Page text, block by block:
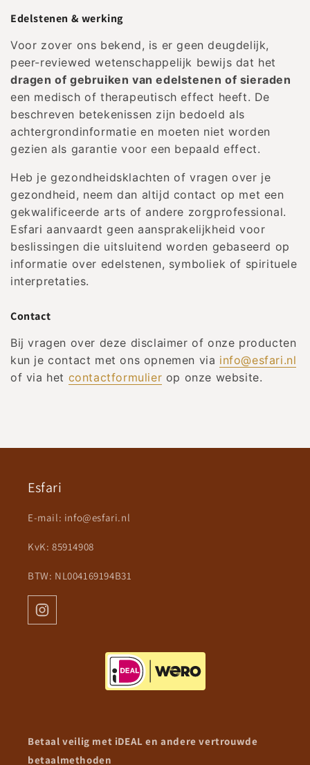
Edelstenen & werking
Voor zover ons bekend, is er geen deugdelijk,
peer-reviewed wetenschappelijk bewijs dat het
dragen of gebruiken van edelstenen of sieraden
een medisch of therapeutisch effect heeft. De
beschreven betekenissen zijn bedoeld als
achtergrondinformatie en moeten niet worden
gezien als garantie voor een bepaald effect.
Heb je gezondheidsklachten of vragen over je
gezondheid, neem dan altijd contact op met een
gekwalificeerde arts of andere zorgprofessional.
Esfari aanvaardt geen aansprakelijkheid voor
beslissingen die uitsluitend worden gebaseerd op
informatie over edelstenen, symboliek of spirituele
interpretaties.
Contact
Bij vragen over deze disclaimer of onze producten
kun je contact met ons opnemen via info@esfari.nl
of via het contactformulier op onze website.
Esfari
E-mail: info@esfari.nl
KvK: 85914908
BTW: NL004169194B31
Betaal veilig met iDEAL en andere vertrouwde
betaalmethoden